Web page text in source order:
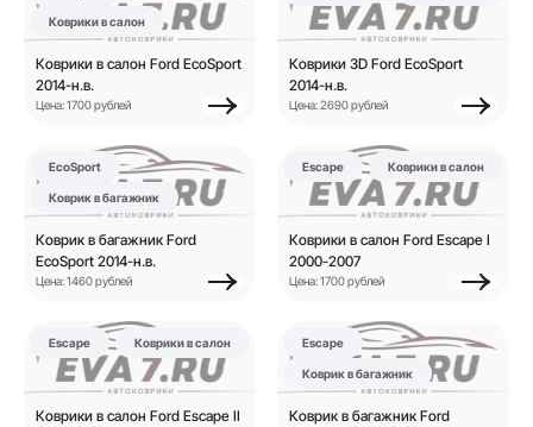
Коврики в салон
Коврики в салон Ford EcoSport
2014-н.в.
Цена: 1700 рублей
Коврики 3D Ford EcoSport
2014-н.в.
Цена: 2690 рублей
EcoSport
Коврик в багажник
Коврик в багажник Ford
EcoSport 2014-н.в.
Цена: 1460 рублей
Escape Коврики в салон
Коврики в салон Ford Escape I
2000-2007
Цена: 1700 рублей
Escape Коврики в салон
Коврики в салон Ford Escape II
Escape
Коврик в багажник
Коврик в багажник Ford